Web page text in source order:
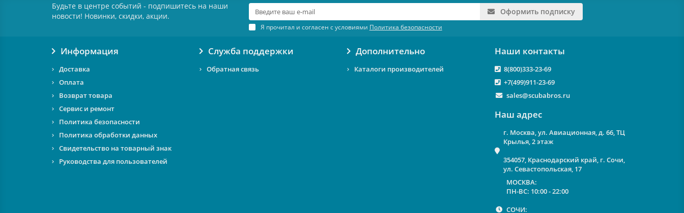
Будьте в центре событий - подпишитесь на наши
новости! Новинки, скидки, акции.
Оформить подписку
Я прочитал и согласен с условиями Политика безопасности
Информация
Доставка
Оплата
Возврат товара
Сервис и ремонт
Политика безопасности
Политика обработки данных
Свидетельство на товарный знак
Руководства для пользователей
Служба поддержки
Обратная связь
Дополнительно
Каталоги производителей
Наши контакты
8(800)333-23-69
+7(499)911-23-69
sales@scubabros.ru
Наш адрес
г. Москва, ул. Авиационная, д. 66, ТЦ
Крылья, 2 этаж
354057, Краснодарский край, г. Сочи,
ул. Севастопольская, 17
МОСКВА:
ПН-ВС: 10:00 - 22:00
СОЧИ: